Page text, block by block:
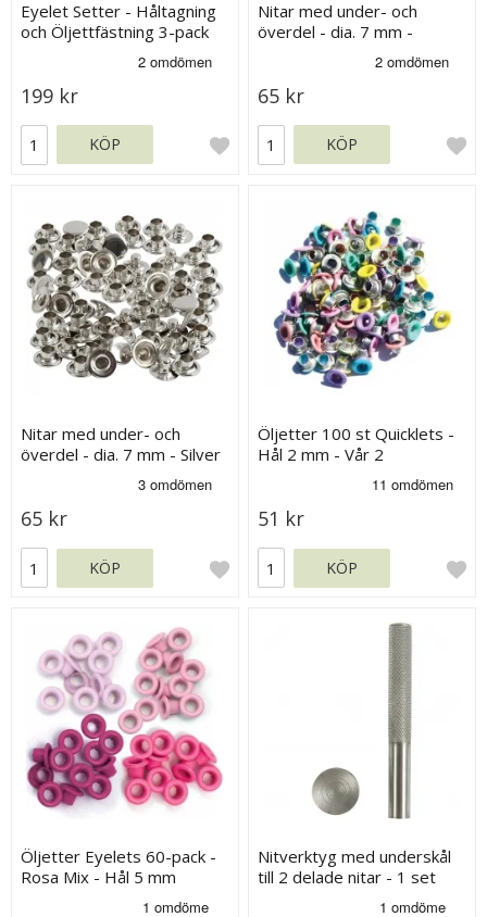
Eyelet Setter - Håltagning
och Öljettfästning 3-pack
199 kr
KÖP
Nitar med under- och
överdel - dia. 7 mm -
65 kr
KÖP
Nitar med under- och
överdel - dia. 7 mm - Silver
65 kr
KÖP
Öljetter 100 st Quicklets -
Hål 2 mm - Vår 2
51 kr
KÖP
Öljetter Eyelets 60-pack -
Rosa Mix - Hål 5 mm
Nitverktyg med underskål
till 2 delade nitar - 1 set